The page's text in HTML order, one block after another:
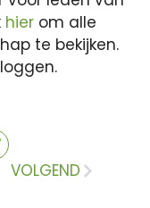
hier om alle
te bekijken.
VOLGEND